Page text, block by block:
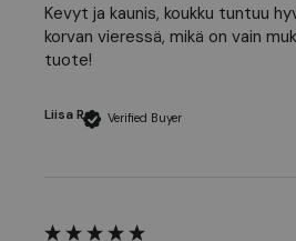
Verified Buyer
Liisa R
Kevyt ja kaunis, koukku tuntuu
korvan vieressä, mikä on vain
tuote!